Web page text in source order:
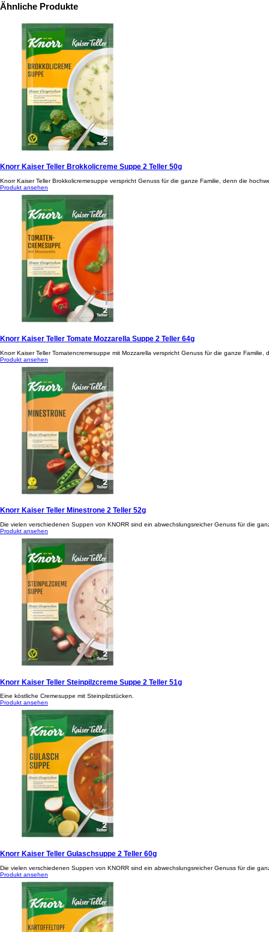
Ähnliche Produkte
Knorr Kaiser Teller Brokkolicreme Suppe 2 Teller 50g
Knorr Kaiser Teller Brokkolicremesuppe verspricht Genuss für die ganze Familie, denn die
Produkt ansehen
Knorr Kaiser Teller Tomate Mozzarella Suppe 2 Teller 64g
Knorr Kaiser Teller Tomatencremesuppe mit Mozzarella verspricht Genuss für die ganze
Produkt ansehen
Knorr Kaiser Teller Minestrone 2 Teller 52g
Die vielen verschiedenen Suppen von KNORR sind ein abwechslungsreicher Genuss für die
Produkt ansehen
Knorr Kaiser Teller Steinpilzcreme Suppe 2 Teller 51g
Eine köstliche Cremesuppe mit Steinpilzstücken.
Produkt ansehen
Knorr Kaiser Teller Gulaschsuppe 2 Teller 60g
Die vielen verschiedenen Suppen von KNORR sind ein abwechslungsreicher Genuss für die
Produkt ansehen